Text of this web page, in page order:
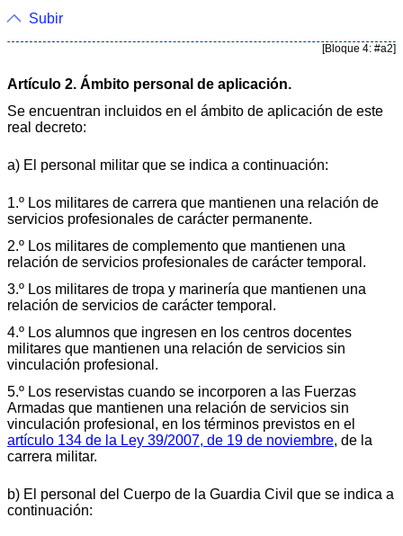
Subir
[Bloque 4: #a2]
Artículo 2. Ámbito personal de aplicación.
Se encuentran incluidos en el ámbito de aplicación de este
real decreto:
a) El personal militar que se indica a continuación:
1.º Los militares de carrera que mantienen una relación de
servicios profesionales de carácter permanente.
2.º Los militares de complemento que mantienen una
relación de servicios profesionales de carácter temporal.
3.º Los militares de tropa y marinería que mantienen una
relación de servicios de carácter temporal.
4.º Los alumnos que ingresen en los centros docentes
militares que mantienen una relación de servicios sin
vinculación profesional.
5.º Los reservistas cuando se incorporen a las Fuerzas
Armadas que mantienen una relación de servicios sin
vinculación profesional, en los términos previstos en el
artículo 134 de la Ley 39/2007, de 19 de noviembre, de la
carrera militar.
b) El personal del Cuerpo de la Guardia Civil que se indica a
continuación: